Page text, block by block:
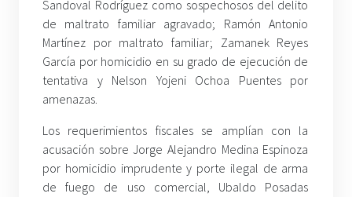
Sandoval Rodríguez como sospechosos del delito
de maltrato familiar agravado; Ramón Antonio
Martínez por maltrato familiar; Zamanek Reyes
García por homicidio en su grado de ejecución de
tentativa y Nelson Yojeni Ochoa Puentes por
amenazas.
Los requerimientos fiscales se amplían con la
acusación sobre Jorge Alejandro Medina Espinoza
por homicidio imprudente y porte ilegal de arma
de fuego de uso comercial, Ubaldo Posadas